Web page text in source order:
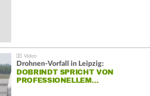
Drohnen-Vorfall in Leipzig:
DOBRINDT SPRICHT VON
PROFESSIONELLEM…